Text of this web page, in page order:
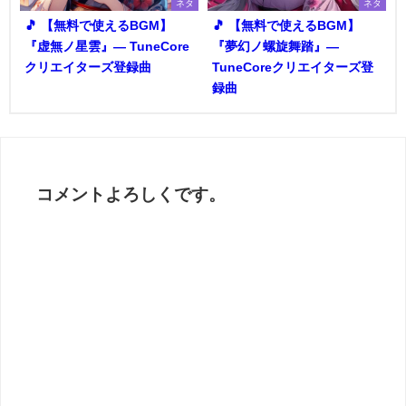
ネタ
🎵 【無料で使えるBGM】
『虚無ノ星雲』― TuneCore
クリエイターズ登録曲
ネタ
🎵 【無料で使えるBGM】
『夢幻ノ螺旋舞踏』―
TuneCoreクリエイターズ登
録曲
コメントよろしくです。